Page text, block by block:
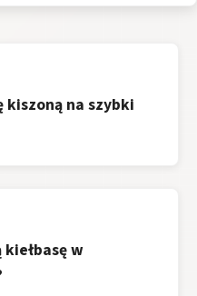
kiszoną na szybki
w